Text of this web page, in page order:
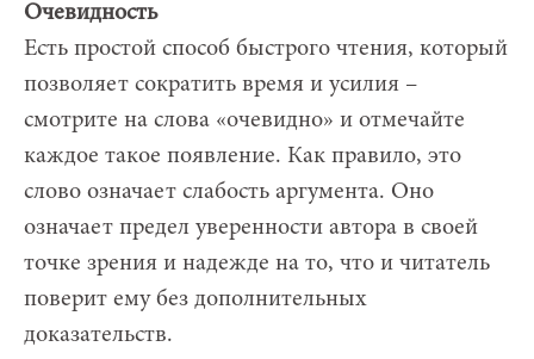
Очевидность
Есть простой способ быстрого чтения, который
позволяет сократить время и усилия –
смотрите на слова «очевидно» и отмечайте
каждое такое появление. Как правило, это
слово означает слабость аргумента. Оно
означает предел уверенности автора в своей
точке зрения и надежде на то, что и читатель
поверит ему без дополнительных
доказательств.